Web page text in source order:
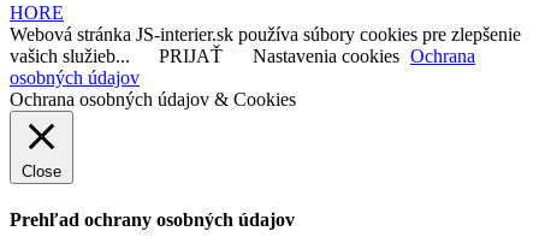
HORE
Webová stránka JS-interier.sk používa súbory cookies pre zlepšenie
vašich služieb...
PRIJAŤ Nastavenia cookies Ochrana
osobných údajov
Ochrana osobných údajov & Cookies
Close
Prehľad ochrany osobných údajov